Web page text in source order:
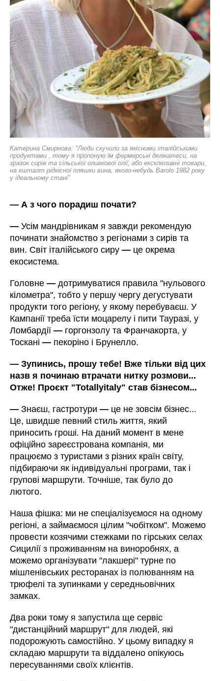
Катерина Смирнова: "Люди скучили за якісними італійськими
продуктами , тому я пропоную їм фермерські делікатеси, на
зразок сирів та сільської оливкової олії, або ексклюзивні товари,
на кшталт рідкісної пляшки вина, якого-небудь Barolo 1982 року
у ідеальному стані"
—А з чого порадиш почати?
—Усім мандрівникам я завжди рекомендую
починати знайомство з регіонами з сирів та
вин. Світ італійського сиру— це окрема
екосистема.
Головне— дотримуватися правила "нульового
кілометра", тобто у першу чергу дегустувати
продукти того регіону, у якому перебуваєш. У
Кампанії треба їсти моцарелу і пити Тауразі, у
Ломбардії— горгонзолу та Франчакорта, у
Тоскані— пекоріно і Брунелло.
—Зупинись, прошу тебе! Вже тільки від цих
назв я починаю втрачати нитку розмови...
Отже! Проєкт "Totallyitaly" став бізнесом...
—Знаєш, гастротури— це не зовсім бізнес...
Це, швидше певний стиль життя, який
приносить гроші. На даний момент в мене
офіційно зареєстрована компанія, ми
працюємо з туристами з різних країн світу,
підбираючи як індивідуальні програми, так і
групові маршрути. Точніше, так було до
лютого.
Наша фішка: ми не спеціалізуємося на одному
регіоні, а займаємося цілим "чобітком". Можемо
провести козячими стежками по гірських селах
Сицилії з проживанням на виноробнях, а
можемо організувати "лакшері" турне по
мішленівських ресторанах із полюванням на
трюфелі та зупинками у середньовічних
замках.
Два роки тому я запустила ще сервіс
"дистанційний маршрут" для людей, які
подорожують самостійно. У цьому випадку я
складаю маршрути та віддалено опікуюсь
пересуваннями своїх клієнтів.